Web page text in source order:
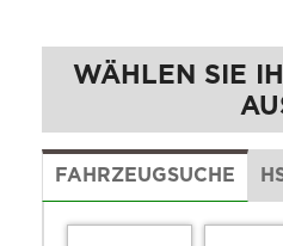
WÄHLEN SIE
FAHRZEUGSUCHE